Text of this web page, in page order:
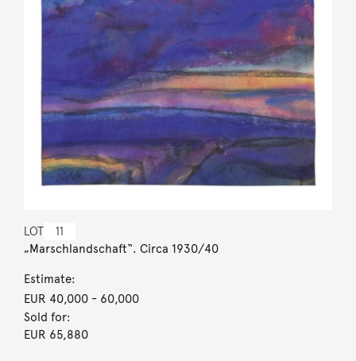
LOT 11
„Marschlandschaft“. Circa 1930/40
Estimate:
EUR 40,000- 60,000
Sold for:
EUR 65,880